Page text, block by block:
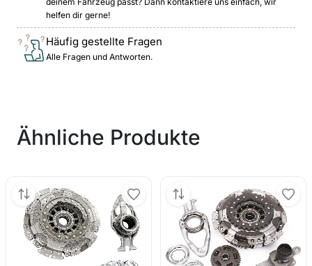
helfen dir gerne!
Häufig gestellte Fragen
Alle Fragen und Antworten.
Ähnliche Produkte